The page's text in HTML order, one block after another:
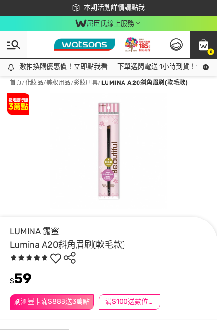
本期活動詳情請點我
下載app最高回饋$350
屈臣氏線上服務
0
激推換購優惠價！立即點我看
激推換購優惠價！立即點我看 下單選閃電送 1小時到貨！領神
首頁/化妝品/美妝用品/彩妝刷具/LUMINA A20斜角眉刷(軟毛款)
LUMINA 露蜜
Lumina A20斜角眉刷(軟毛款)
刷滙豐卡滿$888送3萬點 滿$100送數位印花
$59